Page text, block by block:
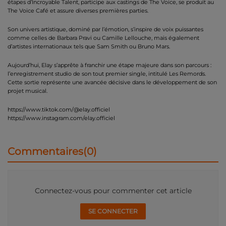
étapes d’Incroyable Talent, participe aux castings de The Voice, se produit au
The Voice Café et assure diverses premières parties.
Son univers artistique, dominé par l’émotion, s’inspire de voix puissantes
comme celles de Barbara Pravi ou Camille Lellouche, mais également
d’artistes internationaux tels que Sam Smith ou Bruno Mars.
Aujourd’hui, Elay s’apprête à franchir une étape majeure dans son parcours :
l’enregistrement studio de son tout premier single, intitulé Les Remords.
Cette sortie représente une avancée décisive dans le développement de son
projet musical.
https://www.tiktok.com/@elay.officiel
https://www.instagram.com/elay.officiel
Commentaires(0)
Connectez-vous pour commenter cet article
SE CONNECTER